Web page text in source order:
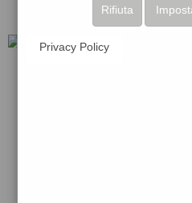
esso
Rifiuta
Privacy Policy